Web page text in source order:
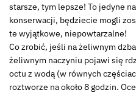
starsze, tym lepsze! To jedyne
konserwacji, będziecie mogli
te wyjątkowe, niepowtarzalne!
Co zrobić, jeśli na żeliwnym
żeliwnym naczyniu pojawi się
octu z wodą (w równych
roztworze na około 8 godzin.